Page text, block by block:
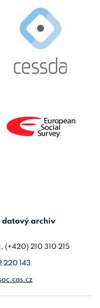
datový archiv
(+420) 210 310 215
220 143